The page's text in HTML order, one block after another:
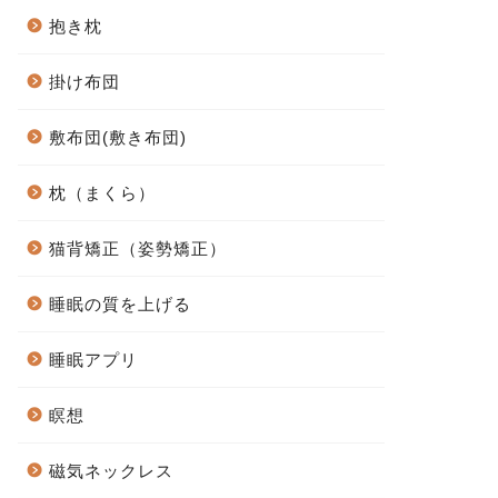
抱き枕
掛け布団
敷布団(敷き布団)
枕（まくら）
猫背矯正（姿勢矯正）
睡眠の質を上げる
睡眠アプリ
瞑想
磁気ネックレス